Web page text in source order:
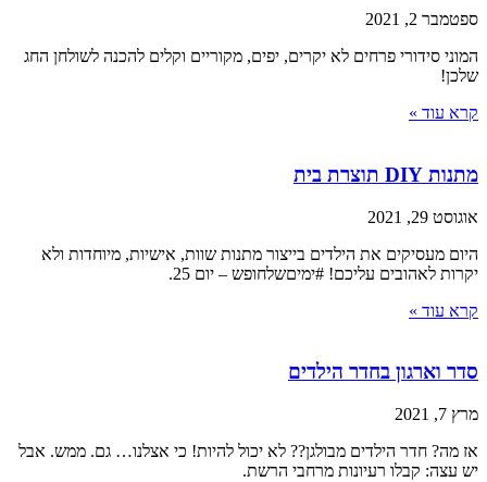
ספטמבר 2, 2021
המוני סידורי פרחים לא יקרים, יפים, מקוריים וקלים להכנה לשולחן החג
שלכן!
קרא עוד »
מתנות DIY תוצרת בית
אוגוסט 29, 2021
היום מעסיקים את הילדים בייצור מתנות שוות, אישיות, מיוחדות ולא
יקרות לאהובים עליכם! #ימיםשלחופש – יום 25.
קרא עוד »
סדר וארגון בחדר הילדים
מרץ 7, 2021
אז מה? חדר הילדים מבולגן?? לא יכול להיות! כי אצלנו… גם. ממש. אבל
יש עצה: קבלו רעיונות מרחבי הרשת.